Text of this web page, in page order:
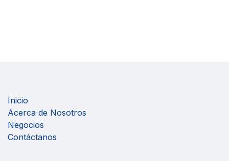
Inicio
Acerca de Nosotros
Negocios
Contáctanos